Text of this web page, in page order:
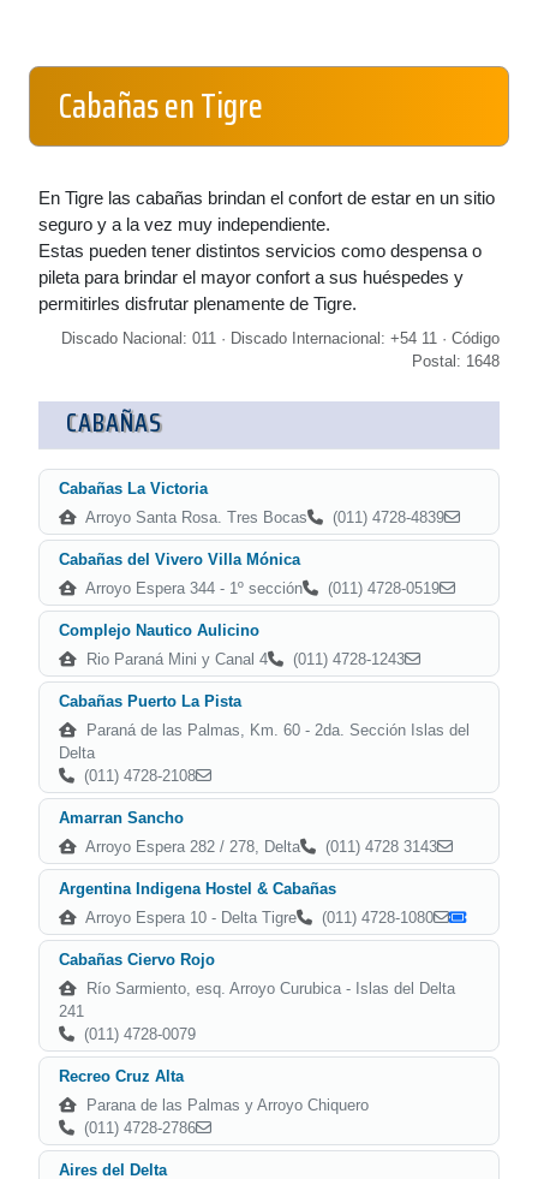
Cabañas en Tigre
En Tigre las cabañas brindan el confort de estar en un sitio
seguro y a la vez muy independiente.
Estas pueden tener distintos servicios como despensa o
pileta para brindar el mayor confort a sus huéspedes y
permitirles disfrutar plenamente de Tigre.
Discado Nacional: 011 · Discado Internacional: +54 11 · Código
Postal: 1648
CABAÑAS
Cabañas La Victoria
Arroyo Santa Rosa. Tres Bocas
(011) 4728-4839
Cabañas del Vivero Villa Mónica
Arroyo Espera 344 - 1º sección
(011) 4728-0519
Complejo Nautico Aulicino
Rio Paraná Mini y Canal 4
(011) 4728-1243
Cabañas Puerto La Pista
Paraná de las Palmas, Km. 60 - 2da. Sección Islas del
Delta
(011) 4728-2108
Amarran Sancho
Arroyo Espera 282 / 278, Delta
(011) 4728 3143
Argentina Indigena Hostel & Cabañas
Arroyo Espera 10 - Delta Tigre
(011) 4728-1080
Cabañas Ciervo Rojo
Río Sarmiento, esq. Arroyo Curubica - Islas del Delta
241
(011) 4728-0079
Recreo Cruz Alta
Parana de las Palmas y Arroyo Chiquero
(011) 4728-2786
Aires del Delta